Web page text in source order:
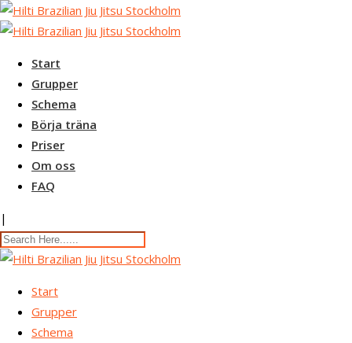
Skip
to
Start
Grupper
Schema
Börja träna
Priser
Om oss
FAQ
|
Start
Grupper
Schema